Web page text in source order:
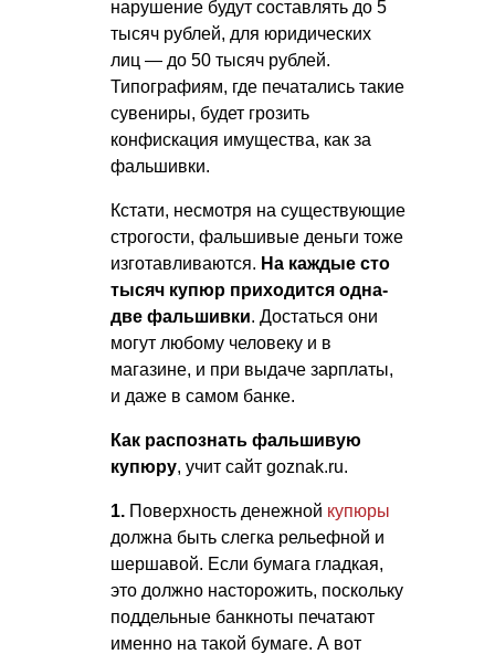
нарушение будут составлять до 5
тысяч рублей, для юридических
лиц — до 50 тысяч рублей.
Типографиям, где печатались такие
сувениры, будет грозить
конфискация имущества, как за
фальшивки.
Кстати, несмотря на существующие
строгости, фальшивые деньги тоже
изготавливаются. На каждые сто
тысяч купюр приходится одна-
две фальшивки. Достаться они
могут любому человеку и в
магазине, и при выдаче зарплаты,
и даже в самом банке.
Как распознать фальшивую
купюру, учит сайт goznak.ru.
1. Поверхность денежной купюры
должна быть слегка рельефной и
шершавой. Если бумага гладкая,
это должно насторожить, поскольку
поддельные банкноты печатают
именно на такой бумаге. А вот